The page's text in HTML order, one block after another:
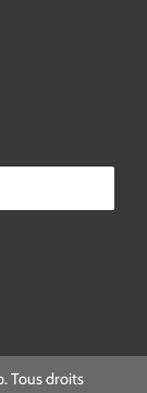
Tous droits